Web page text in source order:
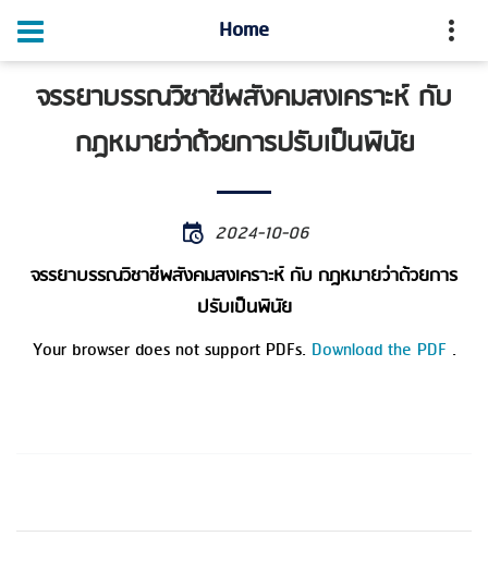
Home
จรรยาบรรณวิชาชีพสังคมสงเคราะห์ กับ
กฎหมายว่าด้วยการปรับเป็นพินัย
2024-10-06
จรรยาบรรณวิชาชีพสังคมสงเคราะห์ กับ กฎหมายว่าด้วยการ
ปรับเป็นพินัย
Your browser does not support PDFs. Download the PDF .